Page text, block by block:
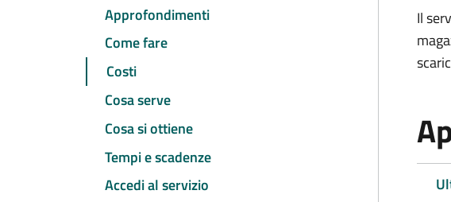
Approfondimenti
Come fare
Costi
Cosa serve
Cosa si ottiene
Tempi e scadenze
Accedi al servizio
Il